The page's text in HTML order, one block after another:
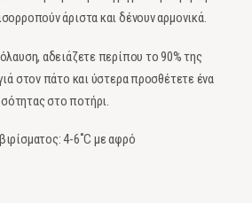
άριστα και δένουν αρμονικά.
αδειάζετε περίπου το 90% της
στον πάτο και ύστερα προσθέτετε ένα
στο ποτήρι.
4-6˚C με αφρό